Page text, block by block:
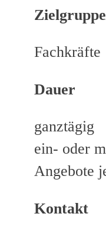
Fachkräfte
Dauer
ganztägig
ein- oder
Angebote
Kontakt